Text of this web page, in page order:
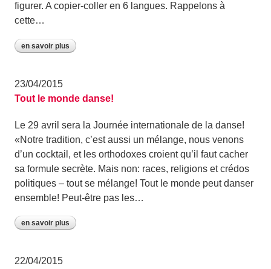
figurer. A copier-coller en 6 langues. Rappelons à
cette…
en savoir plus
23/04/2015
Tout le monde danse!
Le 29 avril sera la Journée internationale de la danse!
«Notre tradition, c’est aussi un mélange, nous venons
d’un cocktail, et les orthodoxes croient qu’il faut cacher
sa formule secrète. Mais non: races, religions et crédos
politiques – tout se mélange! Tout le monde peut danser
ensemble! Peut-être pas les…
en savoir plus
22/04/2015